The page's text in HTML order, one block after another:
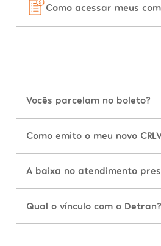
Como acessar meus
Vocês parcelam no boleto?
Como emito o meu novo
A baixa no atendimento
Qual o vínculo com o Detran?